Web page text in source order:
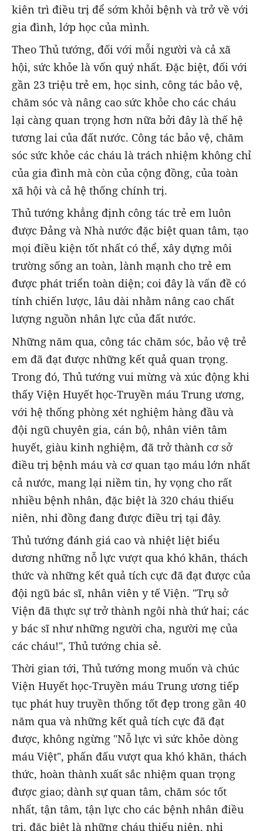
kiên trì điều trị để sớm khỏi bệnh và trở về với
gia đình, lớp học của mình.
Theo Thủ tướng, đối với mỗi người và cả xã
hội, sức khỏe là vốn quý nhất. Đặc biệt, đối với
gần 23 triệu trẻ em, học sinh, công tác bảo vệ,
chăm sóc và nâng cao sức khỏe cho các cháu
lại càng quan trọng hơn nữa bởi đây là thế hệ
tương lai của đất nước. Công tác bảo vệ, chăm
sóc sức khỏe các cháu là trách nhiệm không chỉ
của gia đình mà còn của cộng đồng, của toàn
xã hội và cả hệ thống chính trị.
Thủ tướng khẳng định công tác trẻ em luôn
được Đảng và Nhà nước đặc biệt quan tâm, tạo
mọi điều kiện tốt nhất có thể, xây dựng môi
trường sống an toàn, lành mạnh cho trẻ em
được phát triển toàn diện; coi đây là vấn đề có
tính chiến lược, lâu dài nhằm nâng cao chất
lượng nguồn nhân lực của đất nước.
Những năm qua, công tác chăm sóc, bảo vệ trẻ
em đã đạt được những kết quả quan trọng.
Trong đó, Thủ tướng vui mừng và xúc động khi
thấy Viện Huyết học-Truyền máu Trung ương,
với hệ thống phòng xét nghiệm hàng đầu và
đội ngũ chuyên gia, cán bộ, nhân viên tâm
huyết, giàu kinh nghiệm, đã trở thành cơ sở
điều trị bệnh máu và cơ quan tạo máu lớn nhất
cả nước, mang lại niềm tin, hy vọng cho rất
nhiều bệnh nhân, đặc biệt là 320 cháu thiếu
niên, nhi đồng đang được điều trị tại đây.
Thủ tướng đánh giá cao và nhiệt liệt biểu
dương những nỗ lực vượt qua khó khăn, thách
thức và những kết quả tích cực đã đạt được của
đội ngũ bác sĩ, nhân viên y tế Viện. "Trụ sở
Viện đã thực sự trở thành ngôi nhà thứ hai; các
y bác sĩ như những người cha, người mẹ của
các cháu!", Thủ tướng chia sẻ.
Thời gian tới, Thủ tướng mong muốn và chúc
Viện Huyết học-Truyền máu Trung ương tiếp
tục phát huy truyền thống tốt đẹp trong gần 40
năm qua và những kết quả tích cực đã đạt
được, không ngừng "Nỗ lực vì sức khỏe dòng
máu Việt", phấn đấu vượt qua khó khăn, thách
thức, hoàn thành xuất sắc nhiệm quan trọng
được giao; dành sự quan tâm, chăm sóc tốt
nhất, tận tâm, tận lực cho các bệnh nhân điều
trị, đặc biệt là những cháu thiếu niên, nhi